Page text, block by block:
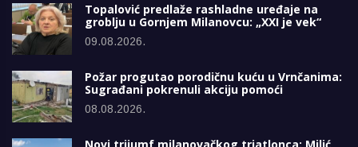
Topalović predlaže rashladne uređaje na
groblju u Gornjem Milanovcu: „XXI je vek“
09.08.2026.
Požar progutao porodičnu kuću u Vrnčanima:
Sugrađani pokrenuli akciju pomoći
08.08.2026.
Novi trijumf milanovačkog triatlonca: Milić